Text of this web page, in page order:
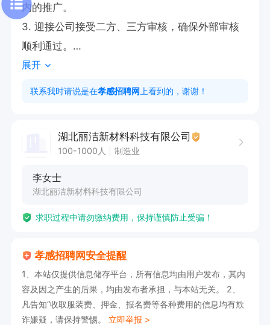
内的推广。
3. 迎接公司接受二方、三方审核，确保外部审核
顺利通过。
任职要求：
2. 拥有出色的培训组织与沟通能力，能有效推广
3. 具备良好的抗压能力，可应对外部审核等工
该岗位薪资4000-6000，提供五险、免费培训、
年度旅游、节日福利、工作餐、免费住宿等优厚待
遇。
展开
联系我时请说是在孝感招聘网 上看到的，谢谢！
湖北丽洁新材料科技有限公司
100-1000人 制造业
李女士
湖北丽洁新材料科技有限公司
求职过程中请勿缴纳费用，保持谨慎防止受骗！
孝感招聘网安全提醒
1、本站仅提供信息储存平台，所有信息均由用户发布，其内
容及因之产生的后果，均由发布者承担，与本站无关。 2、
凡告知“收取服装费、押金、报名费等各种费用的信息均有欺
诈嫌疑，请保持警惕。 立即举报 >